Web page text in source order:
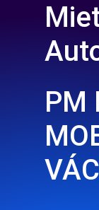
PM
VÁC